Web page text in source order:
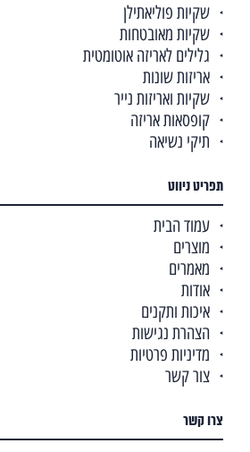
שקיות פוליאתילן
שקיות מאובטחות
גלילים לאריזה אוטומטית
אריזות שונות
שקיות ואריזות נייר
קופסאות אריזה
תיקי נשיאה
תפריט ניווט
עמוד הבית
מוצרים
מאמרים
אודות
איכות ותקנים
הצהרת נגישות
מדיניות פרטיות
צור קשר
צרו קשר